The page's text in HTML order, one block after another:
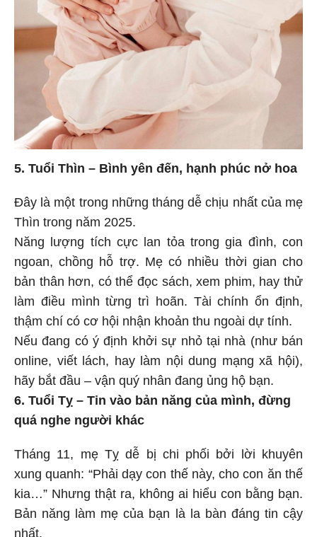
5. Tuổi Thìn – Bình yên đến, hạnh phúc nở hoa
Đây là một trong những tháng dễ chịu nhất của mẹ
Thìn trong năm 2025.
Năng lượng tích cực lan tỏa trong gia đình, con
ngoan, chồng hỗ trợ. Mẹ có nhiều thời gian cho
bản thân hơn, có thể đọc sách, xem phim, hay thử
làm điều mình từng trì hoãn. Tài chính ổn định,
thậm chí có cơ hội nhận khoản thu ngoài dự tính.
Nếu đang có ý định khởi sự nhỏ tại nhà (như bán
online, viết lách, hay làm nội dung mạng xã hội),
hãy bắt đầu – vận quý nhân đang ủng hộ bạn.
6. Tuổi Tỵ – Tin vào bản năng của mình, đừng
quá nghe người khác
Tháng 11, mẹ Tỵ dễ bị chi phối bởi lời khuyên
xung quanh: “Phải dạy con thế này, cho con ăn thế
kia…” Nhưng thật ra, không ai hiểu con bằng bạn.
Bản năng làm mẹ của bạn là la bàn đáng tin cậy
nhất.